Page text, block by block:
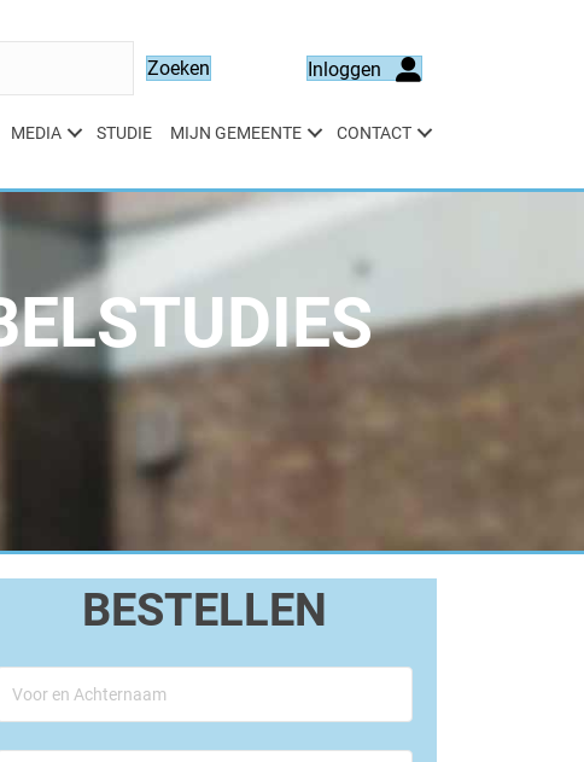
Zoeken Inloggen
MEDIA STUDIE MIJN GEMEENTE CONTACT
BESTELLEN